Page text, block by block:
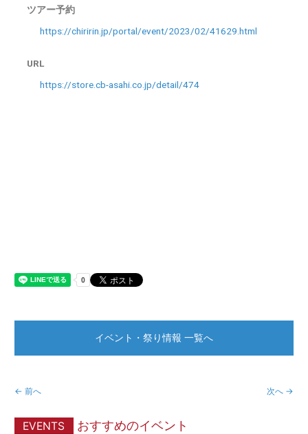
ツアー予約
https://chiririn.jp/portal/event/2023/02/41629.html
URL
https://store.cb-asahi.co.jp/detail/474
← 前へ 次へ →
イベント・祭り情報 一覧へ
EVENTS おすすめのイベント